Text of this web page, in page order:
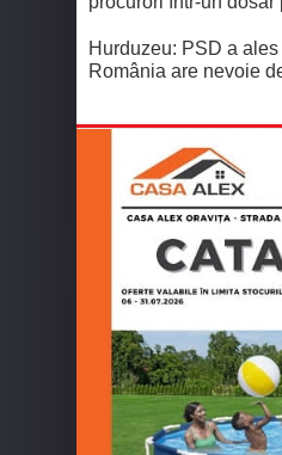
Hurduzeu: PSD a
România are nevoie